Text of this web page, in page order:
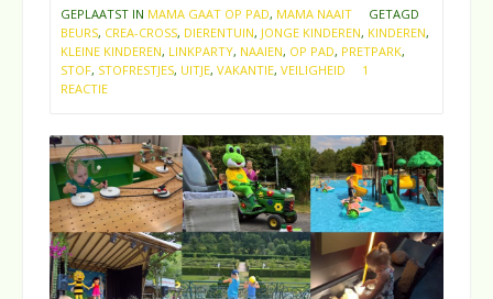
GEPLAATST IN MAMA GAAT OP PAD, MAMA NAAIT
GETAGD
BEURS, CREA-CROSS, DIERENTUIN, JONGE KINDEREN, KINDEREN,
KLEINE KINDEREN, LINKPARTY, NAAIEN, OP PAD, PRETPARK,
STOF, STOFRESTJES, UITJE, VAKANTIE, VEILIGHEID
1
REACTIE